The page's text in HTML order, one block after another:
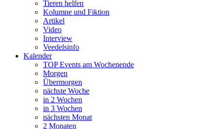
Tieren helfen
Kolumne und Fiktion
Artikel
Video
Interview
Veedelsinfo
Kalender
TOP Events am Wochenende
Morgen
Übermorgen
nächste Woche
in 2 Wochen
in 3 Wochen
nächsten Monat
2 Monaten